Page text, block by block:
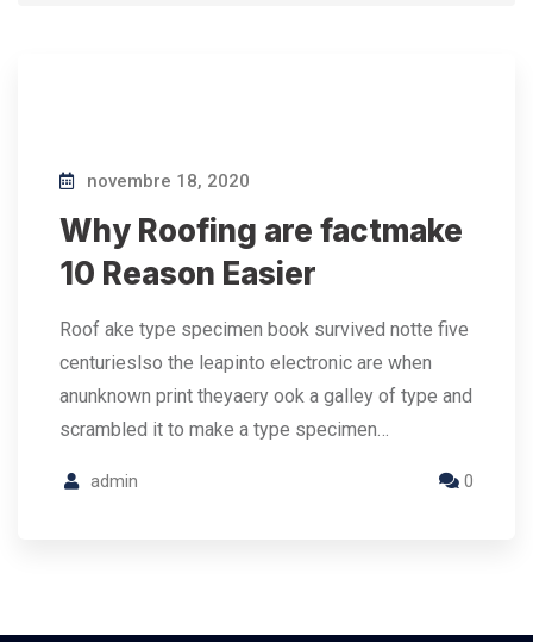
novembre 18, 2020
Why Roofing are factmake
10 Reason Easier
Roof ake type specimen book survived notte five
centurieslso the leapinto electronic are when
anunknown print theyaery ook a galley of type and
scrambled it to make a type specimen…
admin 0